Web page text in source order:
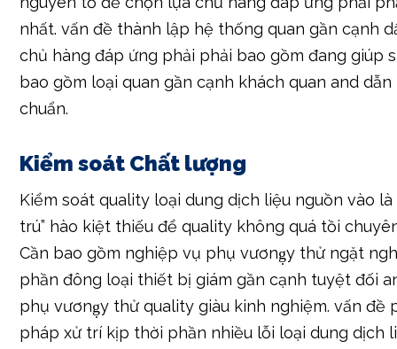
nhất. vấn đề thành lập hệ thống quan gần cạnh
chủ hàng đáp ứng phải phải bao gồm đang giúp
bao gồm loại quan gần cạnh khách quan and
chuẩn.
Kiểm soát Chất lượng
Kiểm soát quality loại dung dịch liệu nguồn vào
trú” hào kiệt thiếu để quality không quá tồi
Cần bao gồm nghiệp vụ phụ vương̣y thử ngặt
phần đông loại thiết bị giám gần cạnh tuyệt đối
phụ vương̣y thử quality giàu kinh nghiệm. vấn đề
pháp xử trí kịp thời phần nhiều lỗi loại dung dịch